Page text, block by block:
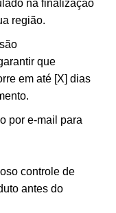
na finalização
região.
que
em até [X] dias
por e-mail para
controle de
antes do